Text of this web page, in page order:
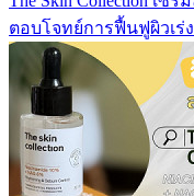
ตอบโจทย์การฟื้นฟูผิวเร่